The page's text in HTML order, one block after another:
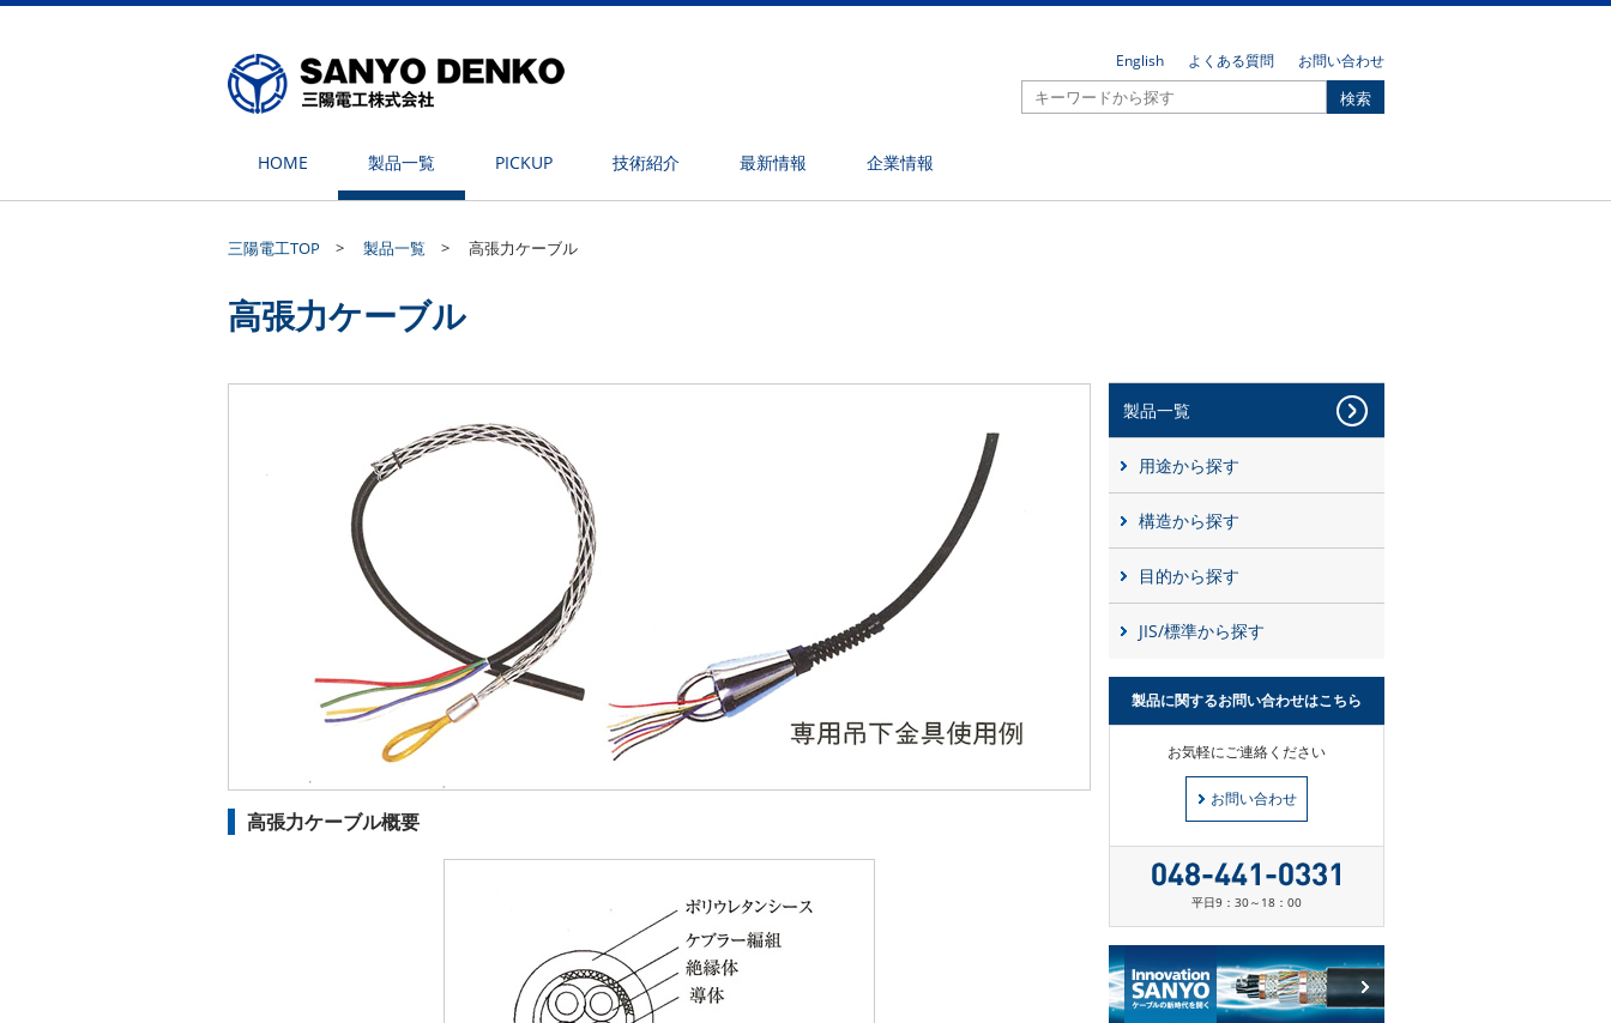
お問い合わせ
よくある質問
English
HOME 製品一覧 PICKUP 技術紹介 最新情報 企業情報
三陽電工TOP > 製品一覧 > 高張力ケーブル
高張力ケーブル
高張力ケーブル概要
製品一覧
用途から探す
構造から探す
目的から探す
JIS/標準から探す
製品に関するお問い合わせはこちら
お気軽にご連絡ください
お問い合わせ
平日9：30～18：00